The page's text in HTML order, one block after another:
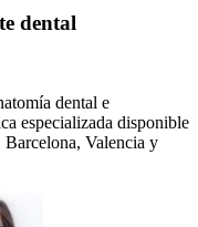
dental
dental e
especializada disponible
Valencia y